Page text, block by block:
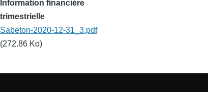
Information financière
trimestrielle
Sabeton-2020-12-31_3.pdf
(272.86 Ko)